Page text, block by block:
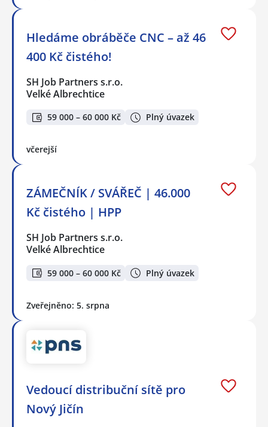
Hledáme obráběče CNC – až 46
400 Kč čistého!
SH Job Partners s.r.o.
Velké Albrechtice
59 000 – 60 000 Kč Plný úvazek
včerejší
ZÁMEČNÍK / SVÁŘEČ | 46.000
Kč čistého | HPP
SH Job Partners s.r.o.
Velké Albrechtice
59 000 – 60 000 Kč Plný úvazek
Zveřejněno: 5. srpna
Vedoucí distribuční sítě pro
Nový Jičín